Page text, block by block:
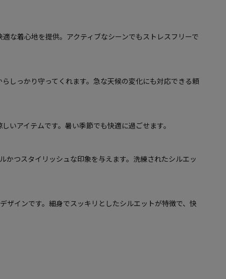
な着心地を提供。アクティブなシーンでもストレスフリーで
しっかり守ってくれます。急な天候の変化にも対応できる頼
いアイテムです。暑い季節でも快適に過ごせます。
かつスタイリッシュな印象を与えます。洗練されたシルエッ
ザインです。細身でスッキリとしたシルエットが特徴で、快